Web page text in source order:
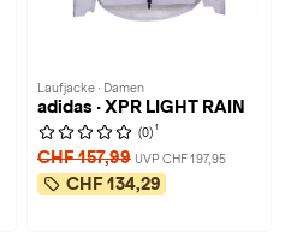
Laufjacke · Damen
adidas · XPR LIGHT RAIN
(0) 1
CHF 157,99 UVP CHF 197,95
CHF 134,29